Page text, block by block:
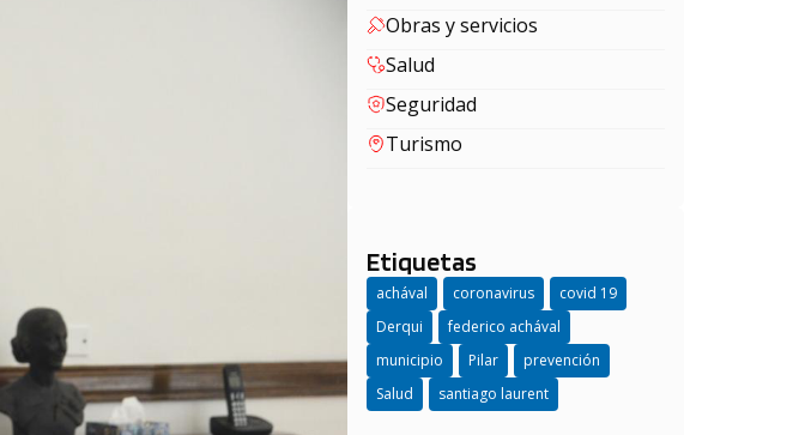
Obras y servicios
Salud
Seguridad
Turismo
Etiquetas
achával coronavirus
covid 19
Derqui
federico achával
municipio
Pilar
prevención
Salud
santiago laurent